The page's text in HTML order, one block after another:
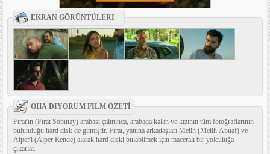
EKRAN GÖRÜNTÜLERI
OHA DIYORUM FILM ÖZETİ
Fırat'ın (Fırat Sobutay) arabası çalınınca, arabada kalan ve kızının tüm fotoğraflarının
bulunduğu hard disk de gitmiştir. Fırat, yanına arkadaşları Melih (Melih Abuaf) ve
Alper'i (Alper Rende) alarak hard diski bulabilmek için maceralı bir yolculuğa
çıkarlar.